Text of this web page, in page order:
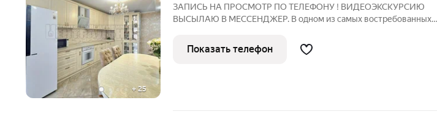
+ 25
ЗАПИСЬ НА ПРОСМОТР ПО ТЕЛЕФОНУ ! ВИДЕОЭКСКУРСИЮ
ВЫСЫЛАЮ В МЕССЕНДЖЕР. В одном из самых востребованных
комфортности, продается просторная 3-х комнатная квартира с
современным ремонтом, мебелью и
Показать телефон